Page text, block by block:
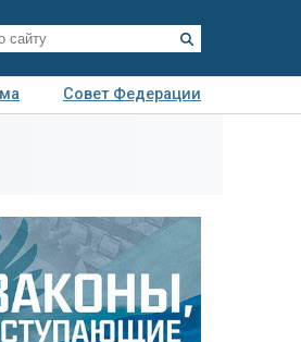
Совет Федерации